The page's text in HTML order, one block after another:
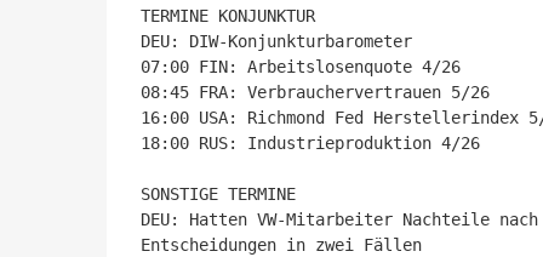
TERMINE KONJUNKTUR
DEU: DIW-Konjunkturbarometer
07:00 FIN: Arbeitslosenquote 4/26
08:45 FRA: Verbrauchervertrauen 5/26
16:00 USA: Richmond Fed Herstellerindex
18:00 RUS: Industrieproduktion 4/26
SONSTIGE TERMINE
DEU: Hatten VW-Mitarbeiter Nachteile
Entscheidungen in zwei Fällen